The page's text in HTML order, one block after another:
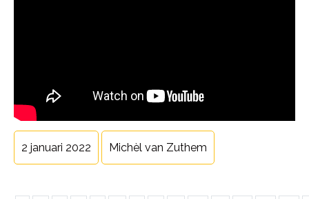
2 januari 2022 Michèl van Zuthem